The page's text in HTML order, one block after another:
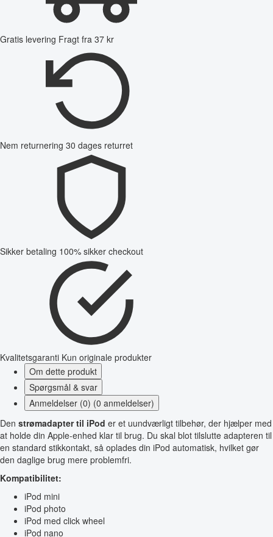
Gratis levering Fragt fra 37 kr
Nem returnering 30 dages returret
Sikker betaling 100% sikker checkout
Kvalitetsgaranti Kun originale produkter
Om dette produkt
Spørgsmål & svar
Anmeldelser (0) (0 anmeldelser)
Den strømadapter til iPod er et uundværligt tilbehør, der hjælper med
at holde din Apple-enhed klar til brug. Du skal blot tilslutte adapteren til
en standard stikkontakt, så oplades din iPod automatisk, hvilket gør
den daglige brug mere problemfri.
Kompatibilitet:
iPod mini
iPod photo
iPod med click wheel
iPod nano